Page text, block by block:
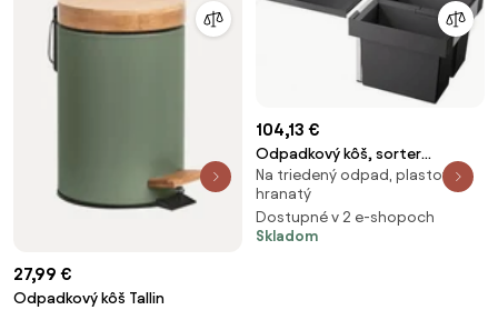
27,99 €
Odpadkový kôš Tallin
104,13 €
Odpadkový kôš, sorter
zabudovateľný Blanco 38 l sivá
mat 521469
Na triedený odpad, plastový,
hranatý
Dostupné v 2 e-shopoch
Skladom